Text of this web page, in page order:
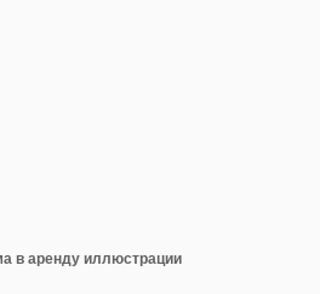
в аренду иллюстрации